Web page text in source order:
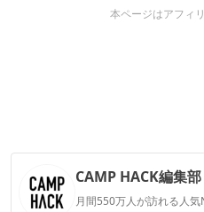
本ページはアフィ
CAMP HACK編集部
月間550万人が訪れる人